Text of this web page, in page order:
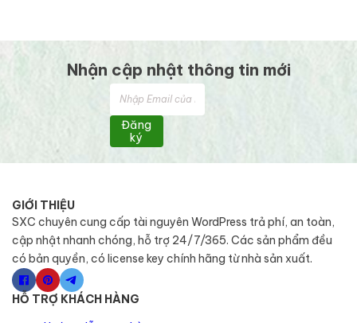
Nhận cập nhật thông tin mới
Đăng
ký
GIỚI THIỆU
SXC chuyên cung cấp tài nguyên WordPress trả phí, an toàn,
cập nhật nhanh chóng, hỗ trợ 24/7/365. Các sản phẩm đều
có bản quyền, có license key chính hãng từ nhà sản xuất.
HỖ TRỢ KHÁCH HÀNG